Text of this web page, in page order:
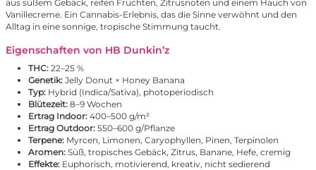
aus süßem Gebäck, reifen Früchten, Zitrusnoten und einem Hauch von
Vanillecreme. Ein Cannabis-Erlebnis, das die Sinne verwöhnt und den
Alltag in eine sonnige, tropische Stimmung taucht.
Eigenschaften von HB Dunkin’z
THC: 22–25 %
Genetik: Jelly Donut × Honey Banana
Typ: Hybrid (Indica/Sativa), photoperiodisch
Blütezeit: 8–9 Wochen
Ertrag Indoor: 400–500 g/m²
Ertrag Outdoor: 550–600 g/Pflanze
Terpene: Myrcen, Limonen, Caryophyllen, Pinen, Terpinolen
Aromen: Süß, tropisches Gebäck, Zitrus, Banane, Hefe, cremig
Effekte: Euphorisch, motivierend, kreativ, nicht sedierend